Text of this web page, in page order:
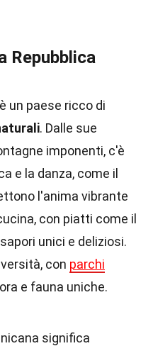
Repubblica
è un paese ricco di
. Dalle sue
imponenti, c'è
e la danza, come il
l'anima vibrante
con piatti come il
unici e deliziosi.
con parchi
e fauna uniche.
significa